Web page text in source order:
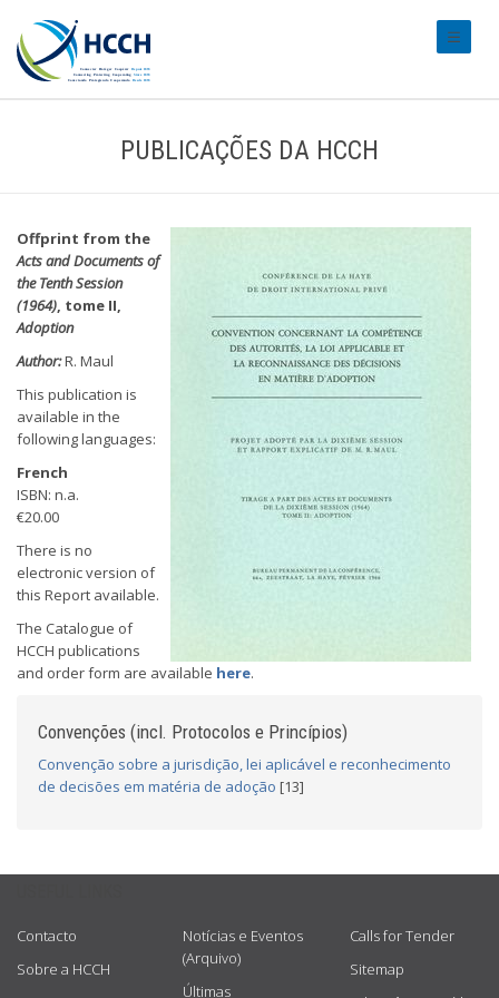
PUBLICAÇÕES DA HCCH
Offprint from the
Acts and Documents of
the Tenth Session
(1964), tome II,
Adoption
Author:R. Maul
This publication is
available in the
following languages:
French
ISBN: n.a.
€20.00
There is no
electronic version of
this Report available.
The Catalogue of
HCCH publications
and order form are available here.
Convenções (incl. Protocolos e Princípios)
Convenção sobre a jurisdição, lei aplicável e reconhecimento
de decisões em matéria de adoção [13]
Contacto
Sobre a HCCH
Notícias e Eventos
(Arquivo)
Últimas
Calls for Tender
Sitemap